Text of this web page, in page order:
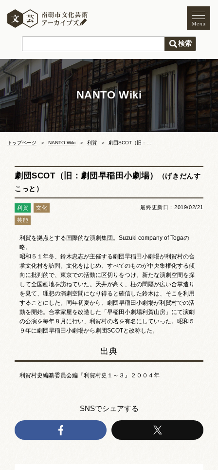
ご利用案内
新着情報
文化芸術
文化財 獅子舞 まつり
文化芸術団体
文化遺産
お祭りカレンダー
南砺文化地図
写真館
郷土資料
NANTO Wiki
お問い合わせ
NANTO Wiki
トップページ NANTO Wiki 利賀
劇団SCOT（旧：劇団早稲田小劇場）
（げきだんす
こっと）
利賀 文化
芸能
最終更新日：2019/02/21
利賀を拠点とする国際的な演劇集団。Suzuki company of Togaの
略。
昭和５１年冬、鈴木忠志が主催する劇団早稲田小劇場が利賀村の合
掌文化村を訪問。文化をはじめ、すべてのものが中央集権化する傾
向に批判的で、東京での活動に区切りをつけ、新たな演劇空間を探
して全国画地を訪ねていた。天井が高く、柱の間隔が広い合掌造り
を見て、理想の演劇空間になり得ると確信した鈴木は、そこを利用
することにした。同年初夏から、劇団早稲田小劇場が利賀村での活
動を開始。合掌家屋を改造した「早稲田小劇場利賀山房」にて演劇
の公演を毎年８月に行い、利賀村の名を有名にしていった。昭和５
９年に劇団早稲田小劇場から劇団SCOTと改称した。
出典
利賀村史編纂委員会編『利賀村史１～３』２００４年
SNSでシェアする